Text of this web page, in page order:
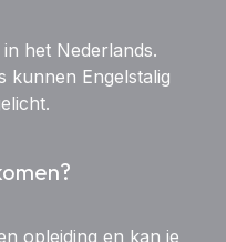
het Nederlands.
kunnen Engelstalig
opleiding en kan je